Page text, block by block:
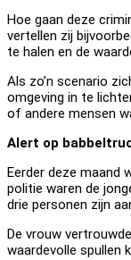
Hoe gaan deze
vertellen zij
te halen en de
Als zo’n scenario
omgeving in te
of andere mensen
Alert op
Eerder deze maand
politie waren de
drie personen zijn
De vrouw
waardevolle spullen